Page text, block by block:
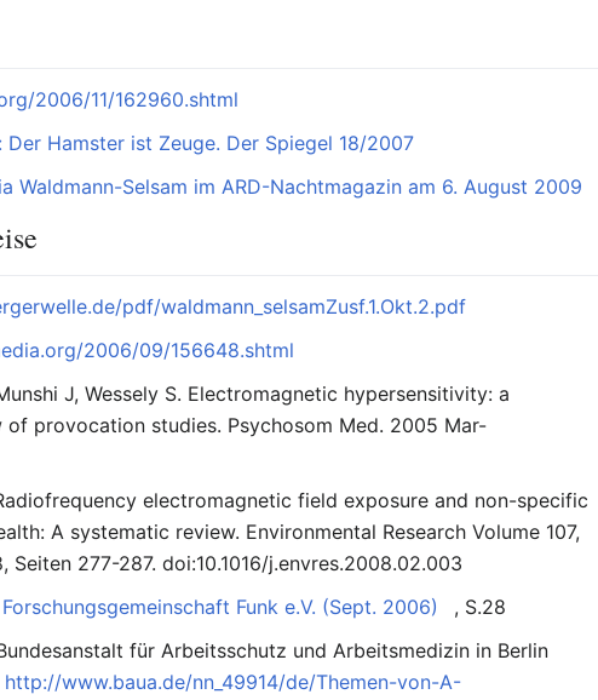
2006/11/162960.shtml
Hamster ist Zeuge. Der Spiegel 18/2007
Waldmann-Selsam im ARD-Nachtmagazin am 6. August 2009
pdf/waldmann_selsamZusf.1.Okt.2.pdf
2006/09/156648.shtml
J, Wessely S. Electromagnetic hypersensitivity: a
of provocation studies. Psychosom Med. 2005 Mar-
electromagnetic field exposure and non-specific
A systematic review. Environmental Research Volume 107,
Seiten 277-287. doi:10.1016/j.envres.2008.02.003
Funk e.V. (Sept. 2006)
, S.28
für Arbeitsschutz und Arbeitsmedizin in Berlin
http://www.baua.de/nn_49914/de/Themen-von-A-